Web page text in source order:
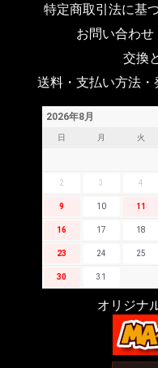
特定商取引法に基
お問い合わせ
交換
送料・支払い方法・
2026年8月
日 月 火
2 3 4
9 10 11
16 17 18
23 24 25
30 31
オリジナ